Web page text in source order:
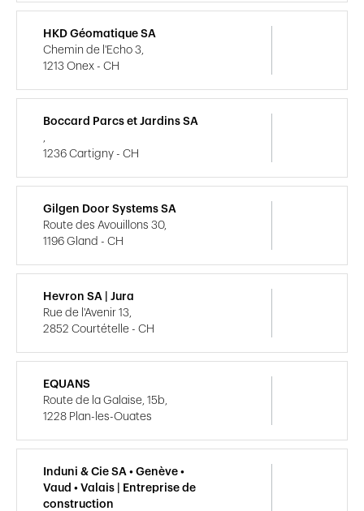
HKD Géomatique SA
Chemin de l'Echo 3,
1213 Onex - CH
Boccard Parcs et Jardins SA
1236 Cartigny - CH
Gilgen Door Systems SA
Route des Avouillons 30,
1196 Gland - CH
Hevron SA | Jura
Rue de l'Avenir 13,
2852 Courtételle - CH
EQUANS
Route de la Galaise, 15b,
1228 Plan-les-Ouates
Induni & Cie SA • Genève •
Vaud • Valais | Entreprise de
construction